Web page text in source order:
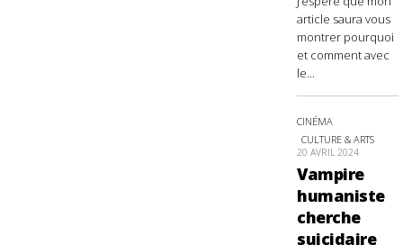
article saura vous
montrer pourquoi
et comment avec
le...
CINÉMA
CULTURE & ARTS
20 AVRIL 2024
Vampire
humaniste
cherche
suicidaire